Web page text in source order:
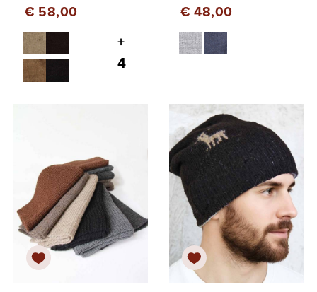
€ 58,00
+
4
€ 48,00